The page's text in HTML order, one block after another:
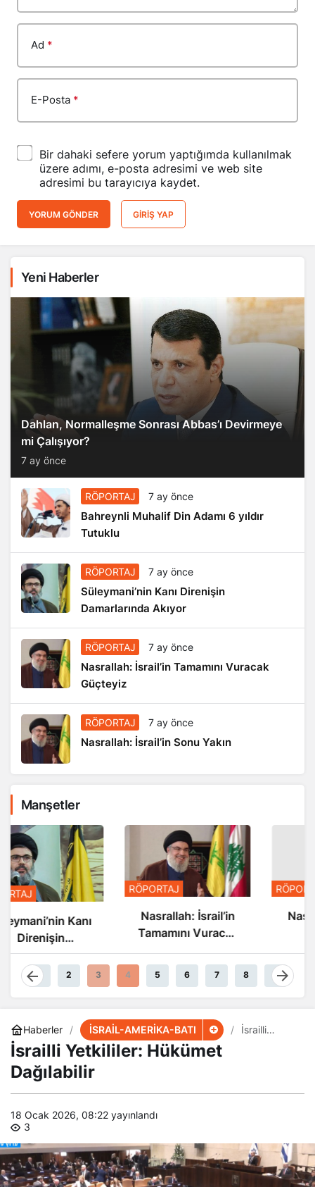
Ad *
E-Posta *
Bir dahaki sefere yorum yaptığımda kullanılmak
üzere adımı, e-posta adresimi ve web site
adresimi bu tarayıcıya kaydet.
YORUM GÖNDER GIRIŞ YAP
Yeni Haberler
Dahlan, Normalleşme Sonrası Abbas’ı Devirmeye
mi Çalışıyor?
7 ay önce
RÖPORTAJ 7 ay önce
Bahreynli Muhalif Din Adamı 6 yıldır
Tutuklu
RÖPORTAJ 7 ay önce
Süleymani’nin Kanı Direnişin
Damarlarında Akıyor
RÖPORTAJ 7 ay önce
Nasrallah: İsrail’in Tamamını Vuracak
Güçteyiz
RÖPORTAJ 7 ay önce
Nasrallah: İsrail’in Sonu Yakın
Manşetler
RÖPORTAJ
Nasrallah: İsrail’in
Tamamını Vuracak
RÖPORTAJ
Nasrallah: İsrail’in
Sonu Yakın
1 2 3 4 5 6 7 8 9
Haberler İSRAİL-AMERİKA-BATI
İsrailli
İsrailli Yetkililer: Hükümet
Dağılabilir
18 Ocak 2026, 08:22 yayınlandı
3